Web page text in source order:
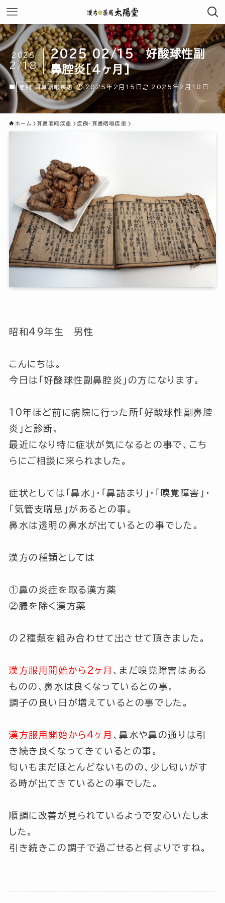
2025 02/15 好酸球性副
鼻腔炎[4ヶ月]
2025
2/18
症例-耳鼻咽喉疾患 2025年2月15日 2025年2月18日
ホーム 耳鼻咽喉疾患 症例-耳鼻咽喉疾患
昭和49年生 男性
こんにちは。
今日は「好酸球性副鼻腔炎」の方になります。
10年ほど前に病院に行った所「好酸球性副鼻腔
炎」と診断。
最近になり特に症状が気になるとの事で、こち
らにご相談に来られました。
症状としては 「鼻水」 ・ 「鼻詰まり」 ・ 「嗅覚障害」 ・
「気管支喘息」 があるとの事。
鼻水は透明の鼻水が出ているとの事でした。
漢方の種類としては
①鼻の炎症を取る漢方薬
②膿を除く漢方薬
の2種類を組み合わせて出させて頂きました。
漢方服用開始から2ヶ月 、まだ嗅覚障害はある
ものの、鼻水は良くなっているとの事。
調子の良い日が増えているとの事でした。
漢方服用開始から4ヶ月 、鼻水や鼻の通りは引
き続き良くなってきているとの事。
匂いもまだほとんどないものの、少し匂いがす
る時が出てきているとの事でした。
順調に改善が見られているようで安心いたしま
した。
引き続きこの調子で過ごせると何よりですね。